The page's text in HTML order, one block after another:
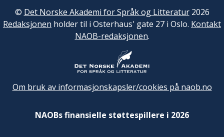
© Det Norske Akademi for Språk og Litteratur2026
Redaksjonen holder til i Osterhaus' gate 27 i Oslo. Kontakt
NAOB-redaksjonen.
Om bruk av informasjonskapsler/cookies på naob.no
NAOBs finansielle støttespillere i 2026